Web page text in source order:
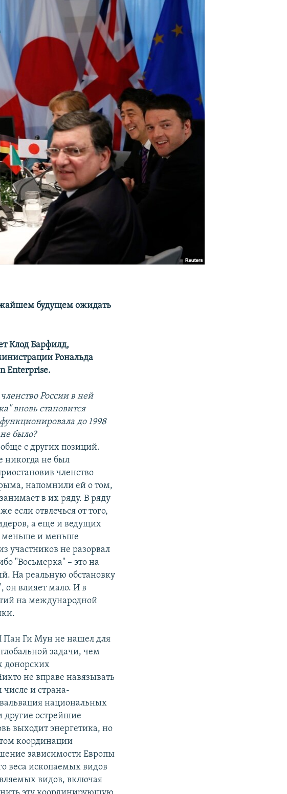
будущем ожидать
Клод Барфилд,
Рональда
Enterprise.
России в ней
вновь становится
до 1998
было?
с других позиций.
никогда не был
членство
напомнили ей о том,
в их ряду. В ряду
отвлечься от того,
а еще и ведущих
меньше и меньше
участников не разорвал
"Восьмерка" – это на
На реальную обстановку
он влияет мало. И в
на международной
Пан Ги Мун не нашел для
задачи, чем
донорских
не вправе навязывать
числе и страна-
национальных
другие острейшие
выходит энергетика, но
координации
зависимости Европы
веса ископаемых видов
видов, включая